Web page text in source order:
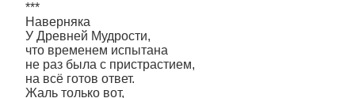
***
Наверняка
У Древней Мудрости,
что временем испытана
не раз была с пристрастием,
на всё готов ответ.
Жаль только вот,